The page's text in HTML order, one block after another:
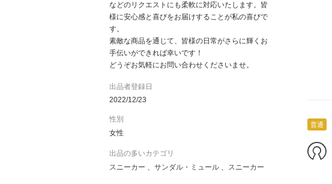
などのリクエストにも柔軟に対応いたします。皆
様に安心感と喜びをお届けすることが私の喜びで
す。
素敵な商品を通じて、皆様の日常がさらに輝くお
手伝いができれば幸いです！
どうぞお気軽にお問い合わせくださいませ。
出品者登録日
2022/12/23
性別
女性
出品の多いカテゴリ
スニーカー
サンダル・ミュール スニーカー
普通